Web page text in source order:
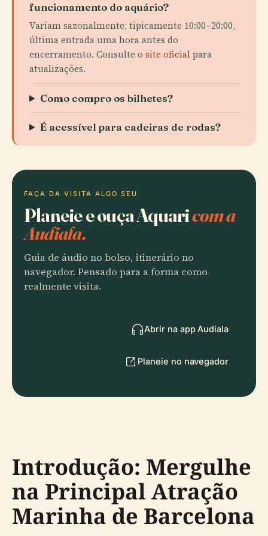
funcionamento do aquário?
Variam sazonalmente; tipicamente 10:00–20:00,
última entrada uma hora antes do
encerramento. Consulte o site oficialpara
atualizações.
Como compro os bilhetes?
É acessível para cadeiras de rodas?
FAÇA DA VISITA ALGO SEU
Planeie e ouça Aquaricom a
Audiala.
Guia de áudio no bolso, itinerário no
navegador. Pensado para a forma como
realmente visita.
Abrir na app Audiala
Planeie no navegador
Introdução: Mergulhe
na Principal Atração
Marinha de Barcelona